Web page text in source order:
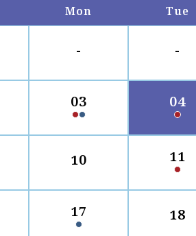
Mon Tue
- -
03 04
10 11
17 18